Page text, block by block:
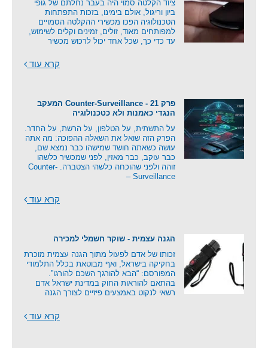
ציוד הקלטה סמוי היה בעבר נחלתם של גופי
ביון וריגול, אולם בימינו, בזכות התפתחות
הטכנולוגיה הפכו מכשירי ההקלטה הסמויים
למפותחים מאוד, זולים, זמינים וקלים לשימוש,
עד כדי כך, שכל אחד יכול לרכוש מכשיר
קרא עוד
פרק 21 - Counter-Surveillance המעקב
הנגדי כאמנות ולא כטכנולוגיה
על התשתית, על הטלפון, על הרשת, על החדר.
הפרק הזה שואל את השאלה ההפוכה: מה אתה
עושה כשאתה חושד שמישהו כבר נמצא שם,
כבר עוקב, כבר מאזין, לפני שמכשיר כלשהו
זוהה ולפני שהוכחה כלשהי הצטברה. Counter-
Surveillance –
קרא עוד
הגנה עצמית - שוקר חשמלי למכירה
זכותו של אדם לפעול מתוך הגנה עצמית מוכרת
בחקיקה בישראל, ואף מבוטאת בכלל התלמודי
המפורסם: “הבא להורגך השכם להורגו”.
בהתאם להוראות החוק במדינת ישראל אדם
רשאי לנקוט באמצעים פיזיים לצורך הגנה
קרא עוד